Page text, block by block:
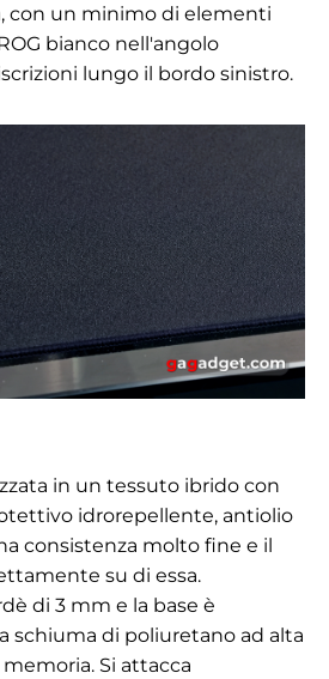
con un minimo di elementi
bianco nell'angolo
lungo il bordo sinistro.
in un tessuto ibrido con
idrorepellente, antiolio
consistenza molto fine e il
su di essa.
è di 3 mm e la base è
schiuma di poliuretano ad alta
Si attacca